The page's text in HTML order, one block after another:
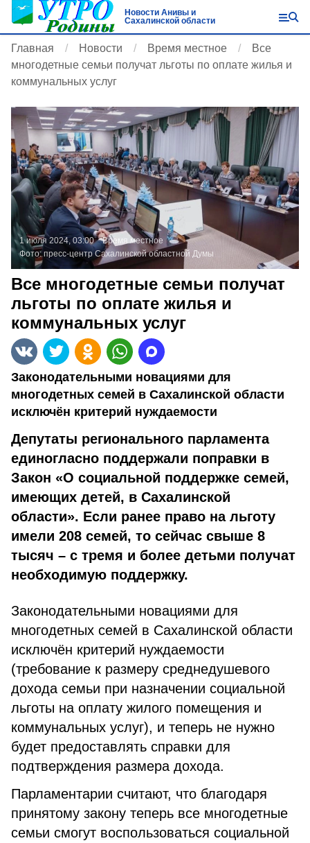
Новости Анивы и
Сахалинской области
Главная Новости Время местное
Все
многодетные семьи получат льготы по оплате жилья и
коммунальных услуг
1 июля 2024, 03:00
Время местное
Фото:пресс-центр Сахалинской областной Думы
Все многодетные семьи получат
льготы по оплате жилья и
коммунальных услуг
Законодательными новациями для
многодетных семей в Сахалинской области
исключён критерий нуждаемости
Депутаты регионального парламента
единогласно поддержали поправки в
Закон «О социальной поддержке семей,
имеющих детей, в Сахалинской
области». Если ранее право на льготу
имели 208 семей, то сейчас свыше 8
тысяч – с тремя и более детьми получат
необходимую поддержку.
Законодательными новациями для
многодетных семей в Сахалинской области
исключён критерий нуждаемости
(требование к размеру среднедушевого
дохода семьи при назначении социальной
льготы на оплату жилого помещения и
коммунальных услуг), и теперь не нужно
будет предоставлять справки для
подтверждения размера дохода.
Парламентарии считают, что благодаря
принятому закону теперь все многодетные
семьи смогут воспользоваться социальной